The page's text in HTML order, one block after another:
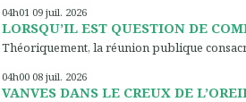
04h01 09 juil. 2026
LORSQU’IL EST QUESTION DE
Théoriquement, la réunion publique
04h00 08 juil. 2026
VANVES DANS LE CREUX DE